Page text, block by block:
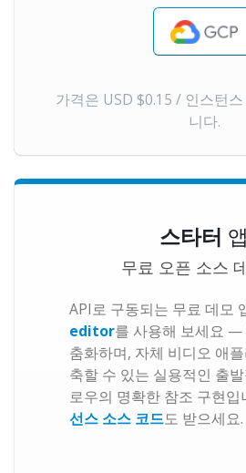
가격은 USD $0.15 / 인스턴
니다.
스타터 앱
무료 오픈 소스
API로 구동되는 무료 데모
editor를 사용해 보세요 —
춤화하며, 자체 비디오 애
축할 수 있는 실용적인 출
로우의 명확한 참조 구현입
선스 소스 코드도 받으세요.